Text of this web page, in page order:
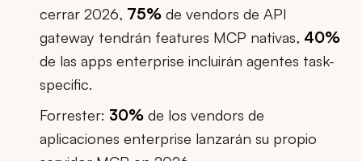
cerrar 2026, 75% de vendors de API
gateway tendrán features MCP nativas, 40%
de las apps enterprise incluirán agentes task-
specific.
Forrester: 30% de los vendors de
aplicaciones enterprise lanzarán su propio